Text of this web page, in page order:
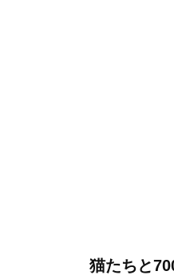
猫たちと